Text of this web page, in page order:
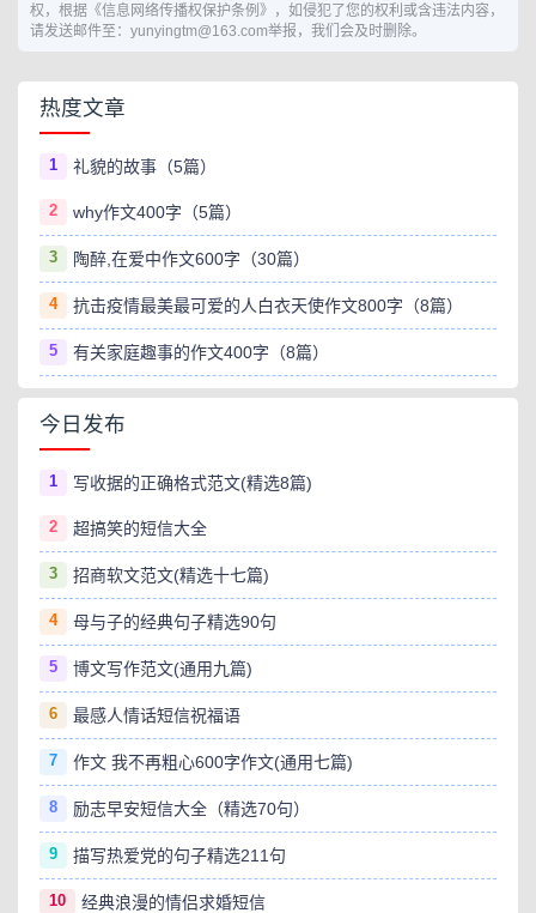
权，根据《信息网络传播权保护条例》，如侵犯了您的权利或含违法内容，
请发送邮件至：yunyingtm@163.com举报，我们会及时删除。
热度文章
1 礼貌的故事（5篇）
2 why作文400字（5篇）
3 陶醉,在爱中作文600字（30篇）
4 抗击疫情最美最可爱的人白衣天使作文800字（8篇）
5 有关家庭趣事的作文400字（8篇）
今日发布
1 写收据的正确格式范文(精选8篇)
2 超搞笑的短信大全
3 招商软文范文(精选十七篇)
4 母与子的经典句子精选90句
5 博文写作范文(通用九篇)
6 最感人情话短信祝福语
7 作文 我不再粗心600字作文(通用七篇)
8 励志早安短信大全（精选70句）
9 描写热爱党的句子精选211句
10 经典浪漫的情侣求婚短信